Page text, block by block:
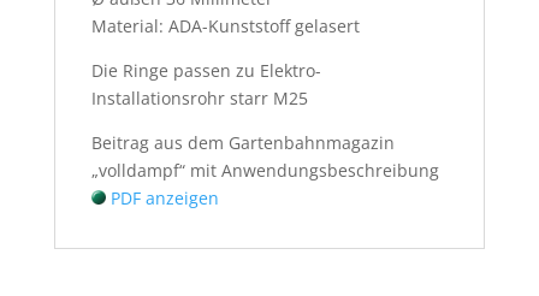
Material: ADA-Kunststoff gelasert
Die Ringe passen zu Elektro-
Installationsrohr starr M25
Beitrag aus dem Gartenbahnmagazin
„volldampf“ mit Anwendungsbeschreibung
PDF anzeigen